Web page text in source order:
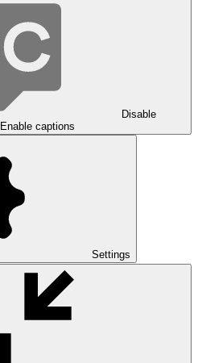
Disable
Enable captions
Settings